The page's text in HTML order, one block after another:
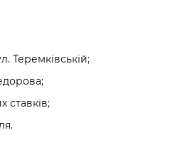
Теремківській;
ставків;